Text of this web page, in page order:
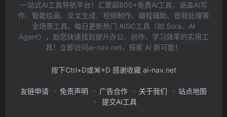
一站式AI工具导航平台！汇聚超800+免费AI工具，涵盖AI写
作、智能绘画、论文生成、视频制作、编程辅助、音频处理等
全场景工具。每日更新热门 AIGC工具（如 Sora、AI
Agent），助您快速找到提升办公、创作、学习效率的实用工
具！立即访问ai-nav.net，探索 AI 新可能！
按下Ctrl+D或⌘+D 感谢收藏 ai-nav.net
友链申请 免责声明 广告合作 关于我们
站点地图
提交AI工具